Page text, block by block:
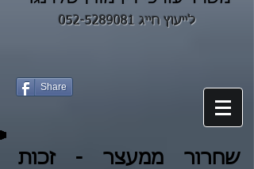
לייעוץ חייג 052-5289081
Share
שחרור ממעצר - זכות